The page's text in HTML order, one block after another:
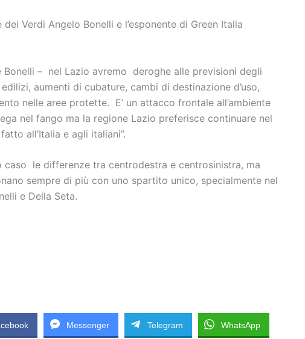
Verdi Angelo Bonelli e l’esponente di Green Italia
Bonelli – nel Lazio avremo deroghe alle previsioni degli
aumenti di cubature, cambi di destinazione d’uso,
nelle aree protette. E’ un attacco frontale all’ambiente
nel fango ma la regione Lazio preferisce continuare nel
all’Italia e agli italiani”.
le differenze tra centrodestra e centrosinistra, ma
sempre di più con uno spartito unico, specialmente nel
e Della Seta.
Messenger Telegram WhatsApp